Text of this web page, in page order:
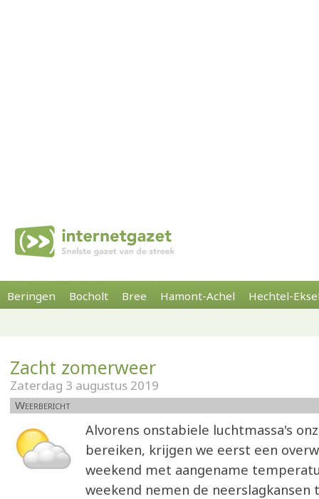
Beringen Bocholt Bree Hamont-Achel Hechtel-
Zacht zomerweer
Zaterdag 3 augustus 2019
Weerbericht
Alvorens onstabiele luchtmassa's
bereiken, krijgen we eerst een
weekend met aangename
weekend nemen de neerslagkansen